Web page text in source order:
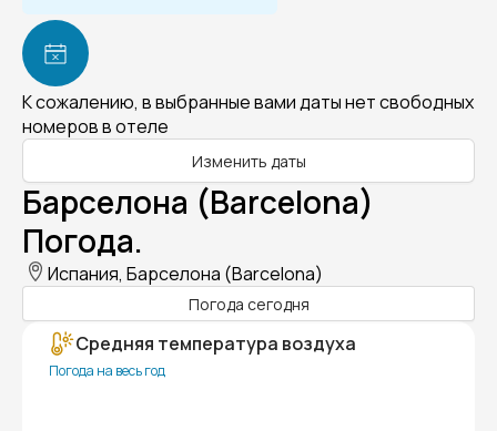
К сожалению, в выбранные вами даты нет свободных
номеров в отеле
Изменить даты
Барселона (Barcelona)
Погода.
Испания, Барселона (Barcelona)
Погода сегодня
Средняя температура воздуха
Погода на весь год